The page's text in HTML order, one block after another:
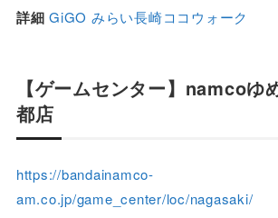
詳細 GiGO みらい長崎ココウォーク
【ゲームセンター】namcoゆ
都店
https://bandainamco-
am.co.jp/game_center/loc/nagasaki/